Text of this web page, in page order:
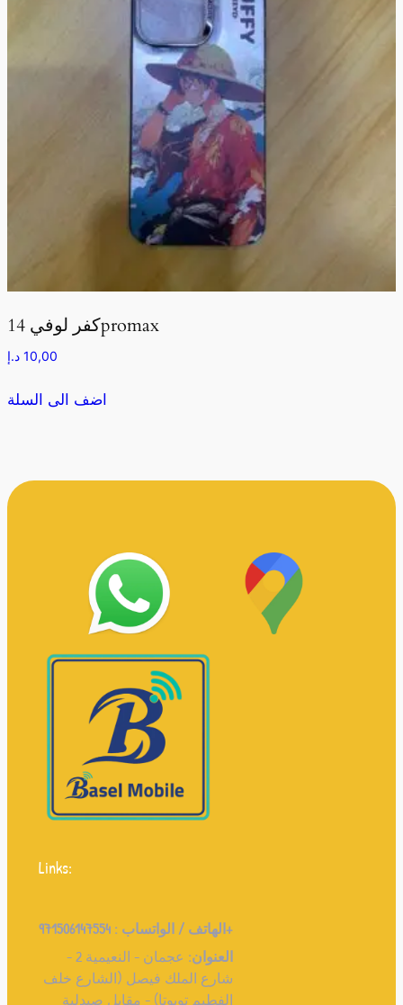
كفر لوفي 14promax
10,00 د.إ
اضف الى السلة
Links:
الهاتف / الواتساب :971506147554+
العنوان:
عجمان - النعيمية 2 -
شارع الملك فيصل (الشارع خلف
الفطيم تويوتا) - مقابل صيدلية